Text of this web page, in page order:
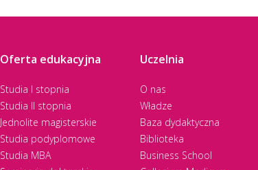
Oferta edukacyjna
Studia I stopnia
Studia II stopnia
Jednolite magisterskie
Studia podyplomowe
Studia MBA
Uczelnia
O nas
Władze
Baza dydaktyczna
Biblioteka
Business School